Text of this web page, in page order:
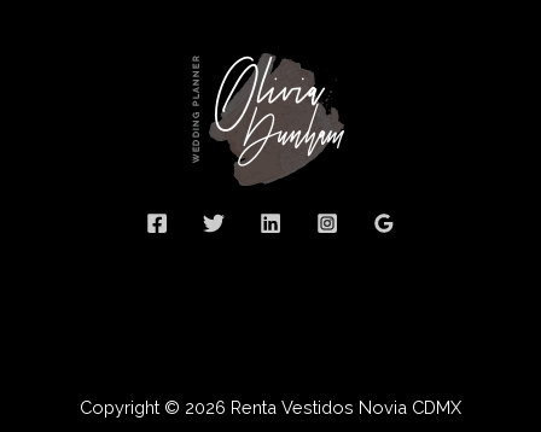
Copyright © 2026 Renta Vestidos Novia CDMX